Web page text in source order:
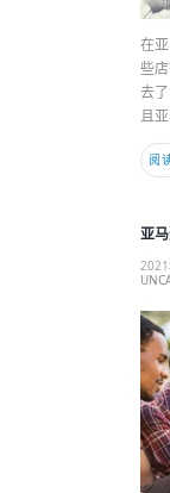
在
些
去
且
阅
亚